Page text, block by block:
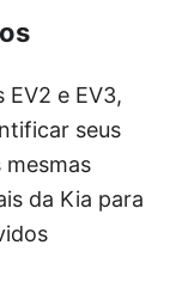
e EV3,
seus
da Kia para